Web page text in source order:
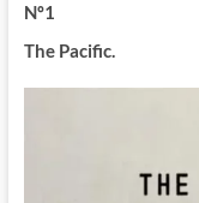
Nº1
The Pacific.